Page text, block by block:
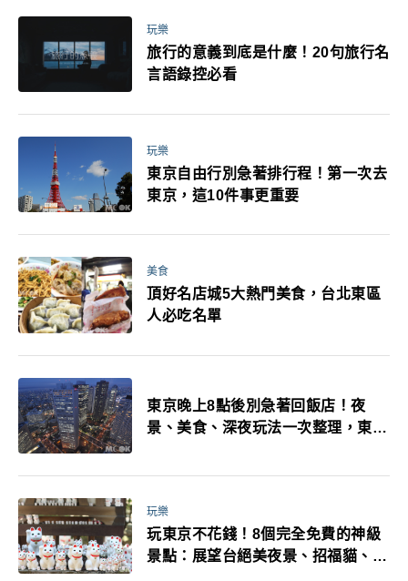
玩樂
旅行的意義到底是什麼！20句旅行名
言語錄控必看
玩樂
東京自由行別急著排行程！第一次去
東京，這10件事更重要
美食
頂好名店城5大熱門美食，台北東區
人必吃名單
東京晚上8點後別急著回飯店！夜
景、美食、深夜玩法一次整理，東京
玩樂
玩東京不花錢！8個完全免費的神級
景點：展望台絕美夜景、招福貓、皇